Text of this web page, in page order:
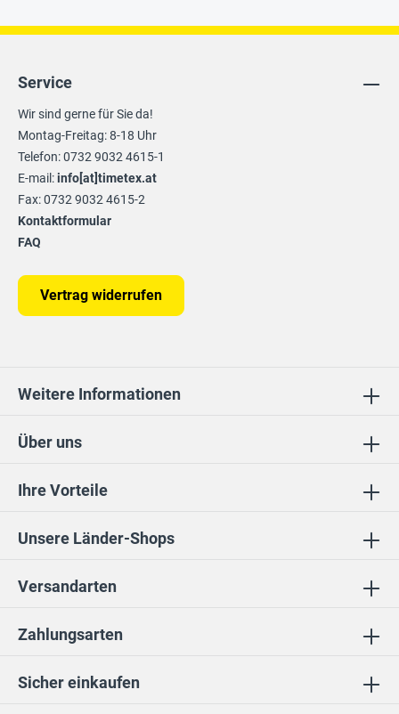
Ihre Vorteile
Unsere Länder-Shops
Sicher einkaufen
Über uns
Service
Wir sind gerne für Sie da!
Montag-Freitag: 8-18 Uhr
Telefon: 0732 9032 4615-1
E-mail:info[at]timetex.at
Fax: 0732 9032 4615-2
Kontaktformular
FAQ
Vertrag widerrufen
Weitere Informationen
Zahlungsarten
Versandarten